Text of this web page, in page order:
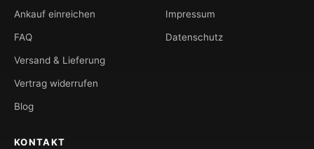
Ankauf einreichen
FAQ
Versand & Lieferung
Vertrag widerrufen
Blog
Impressum
Datenschutz
KONTAKT